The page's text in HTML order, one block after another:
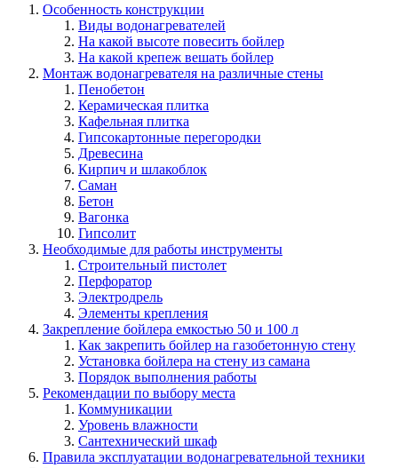
Особенность конструкции
Виды водонагревателей
На какой высоте повесить бойлер
На какой крепеж вешать бойлер
Монтаж водонагревателя на различные стены
Пенобетон
Керамическая плитка
Кафельная плитка
Гипсокартонные перегородки
Древесина
Кирпич и шлакоблок
Саман
Бетон
Вагонка
Гипсолит
Необходимые для работы инструменты
Строительный пистолет
Перфоратор
Электродрель
Элементы крепления
Закрепление бойлера емкостью 50 и 100 л
Как закрепить бойлер на газобетонную стену
Установка бойлера на стену из самана
Порядок выполнения работы
Рекомендации по выбору места
Коммуникации
Уровень влажности
Сантехнический шкаф
Правила эксплуатации водонагревательной техники